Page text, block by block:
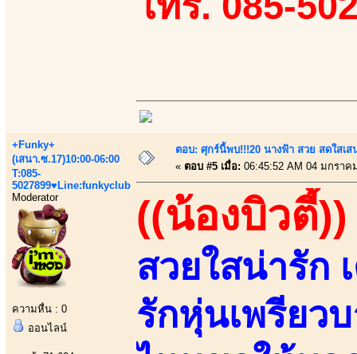
+Funky+
(เสนา.ซ.17)10:00-06:00
T:085-
5027899♥Line:funkyclub
Moderator
ความหื่น : 0
ออนไลน์
ตอบ: ศุกร์นี้พบ!!!20 นางฟ้า สวย สดใสเส
« ตอบ #5 เมื่อ: 06:45:52 AM 04 มกราค
((น้องบิวตี้))
สวยใสน่ารัก
รักหุ่นเพรียว